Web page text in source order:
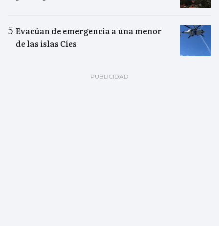
Evacúan de emergencia a una menor
de las islas Cíes